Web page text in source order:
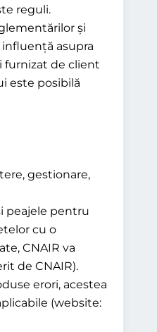
reguli.
și
asupra
furnizat de client
este posibilă
gestionare,
peajele pentru
cu o
CNAIR va
de CNAIR).
erori, acestea
(website: